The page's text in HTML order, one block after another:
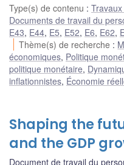
Type(s) de contenu :
Documents de travail du
E43, E44, E5, E52, E6, E62,
Thème(s) de recherche :
économiques, Politique
politique monétaire,
inflationnistes, Économie
Shaping the
and the GDP
Document de travail du